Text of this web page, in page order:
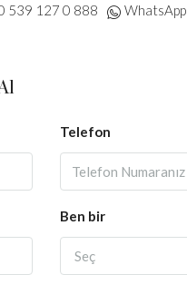
539 127 0 888 WhatsApp
Telefon
Ben bir
Seç